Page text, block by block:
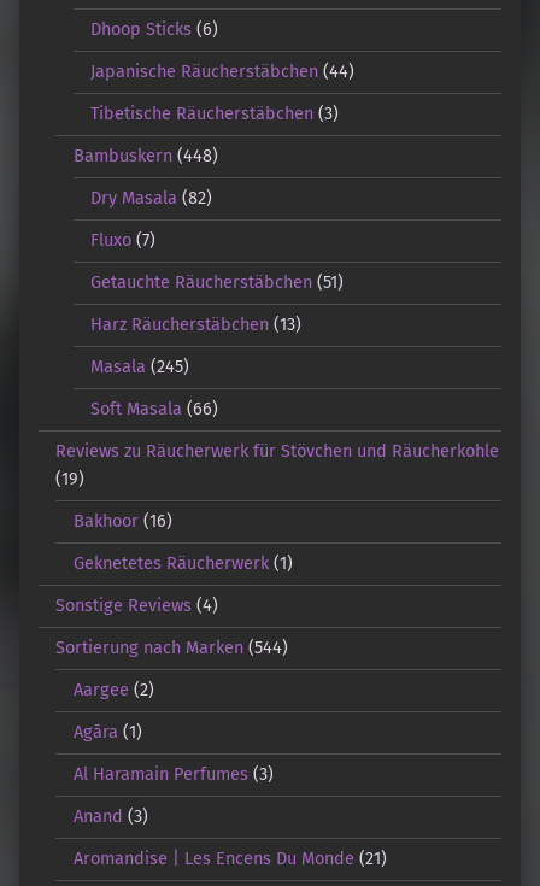
Dhoop Sticks (6)
Japanische Räucherstäbchen (44)
Tibetische Räucherstäbchen (3)
Bambuskern(448)
Dry Masala (82)
Fluxo (7)
Getauchte Räucherstäbchen (51)
Harz Räucherstäbchen (13)
Masala (245)
Soft Masala (66)
Reviews zu Räucherwerk für Stövchen und Räucherkohle
(19)
Bakhoor(16)
Geknetetes Räucherwerk(1)
Sonstige Reviews (4)
Sortierung nach Marken (544)
Aargee (2)
Agāra (1)
Al Haramain Perfumes(3)
Anand (3)
Aromandise | Les Encens Du Monde (21)